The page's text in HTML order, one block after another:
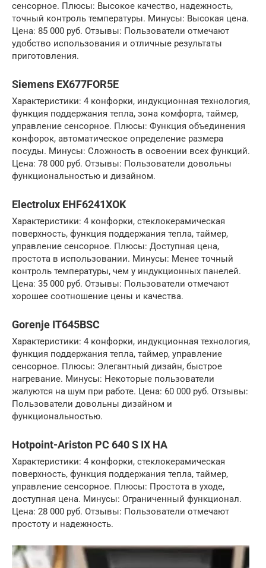
сенсорное. Плюсы: Высокое качество, надежность,
точный контроль температуры. Минусы: Высокая цена.
Цена: 85 000 руб. Отзывы: Пользователи отмечают
удобство использования и отличные результаты
приготовления.
Siemens EX677FOR5E
Характеристики: 4 конфорки, индукционная технология,
функция поддержания тепла, зона комфорта, таймер,
управление сенсорное. Плюсы: Функция объединения
конфорок, автоматическое определение размера
посуды. Минусы: Сложность в освоении всех функций.
Цена: 78 000 руб. Отзывы: Пользователи довольны
функциональностью и дизайном.
Electrolux EHF6241XOK
Характеристики: 4 конфорки, стеклокерамическая
поверхность, функция поддержания тепла, таймер,
управление сенсорное. Плюсы: Доступная цена,
простота в использовании. Минусы: Менее точный
контроль температуры, чем у индукционных панелей.
Цена: 35 000 руб. Отзывы: Пользователи отмечают
хорошее соотношение цены и качества.
Gorenje IT645BSC
Характеристики: 4 конфорки, индукционная технология,
функция поддержания тепла, таймер, управление
сенсорное. Плюсы: Элегантный дизайн, быстрое
нагревание. Минусы: Некоторые пользователи
жалуются на шум при работе. Цена: 60 000 руб. Отзывы:
Пользователи довольны дизайном и
функциональностью.
Hotpoint-Ariston PC 640 S IX HA
Характеристики: 4 конфорки, стеклокерамическая
поверхность, функция поддержания тепла, таймер,
управление сенсорное. Плюсы: Простота в уходе,
доступная цена. Минусы: Ограниченный функционал.
Цена: 28 000 руб. Отзывы: Пользователи отмечают
простоту и надежность.